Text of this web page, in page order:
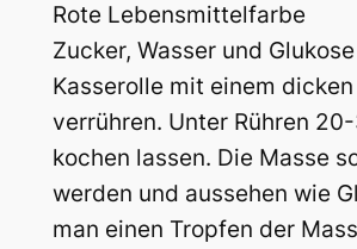
Rote Lebensmittelfarbe
Zucker, Wasser und
Kasserolle mit einem dicken
verrühren. Unter Rühren
kochen lassen. Die Masse
werden und aussehen wie
man einen Tropfen der